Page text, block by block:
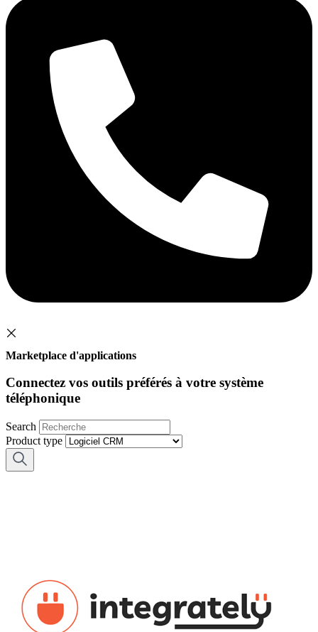
Marketplace d'applications
Connectez vos outils préférés à votre système
téléphonique
Search
Product type